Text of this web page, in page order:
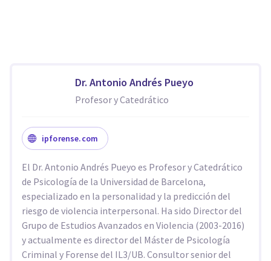
Dr. Antonio Andrés Pueyo
Profesor y Catedrático
ipforense.com
El Dr. Antonio Andrés Pueyo es Profesor y Catedrático
de Psicología de la Universidad de Barcelona,
especializado en la personalidad y la predicción del
riesgo de violencia interpersonal. Ha sido Director del
Grupo de Estudios Avanzados en Violencia (2003-2016)
y actualmente es director del Máster de Psicología
Criminal y Forense del IL3/UB. Consultor senior del